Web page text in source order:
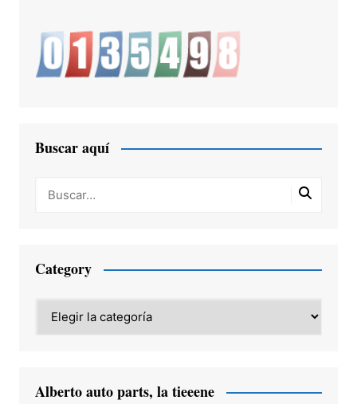
Buscar aquí
Category
Category
Alberto auto parts, la tieeene